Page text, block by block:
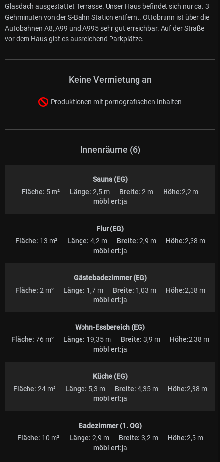
Glasdach ausgestattet Terrasse. Unser Haus befindet sich nur ca. 3
Gehminuten von der S-Bahn Station entfernt. Ottobrunn ist über die
Autobahnen A8, A99 und A995 sehr gut erreichbar. Auf der Straße
vor dem Haus gibt es ausreichend Parkplätze.
Keine Vermietung an
Produktionen mit pornografischen Inhalten
Innenräume (6)
Sauna (EG)
Fläche: 5 m² Länge: 2,5 m Breite: 2 m Höhe:2,2 m
möbliert:ja
Flur (EG)
Fläche: 13 m² Länge: 4,2 m Breite: 2,9 m Höhe:2,38 m
möbliert:ja
Gästebadezimmer (EG)
Fläche: 2 m² Länge: 1,7 m Breite: 1,03 m Höhe:2,38 m
möbliert:ja
Wohn-Essbereich (EG)
Fläche: 76 m² Länge: 19,35 m Breite: 3,9 m Höhe:2,38 m
möbliert:ja
Küche (EG)
Fläche: 24 m² Länge: 5,3 m Breite: 4,35 m Höhe:2,38 m
möbliert:ja
Badezimmer (1. OG)
Fläche: 10 m² Länge: 2,9 m Breite: 3,2 m Höhe:2,5 m
möbliert:ja